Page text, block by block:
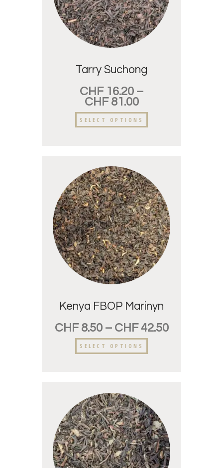
Tarry Suchong
CHF16.20 –
CHF81.00
SELECT OPTIONS
Kenya FBOP Marinyn
CHF8.50– CHF42.50
SELECT OPTIONS